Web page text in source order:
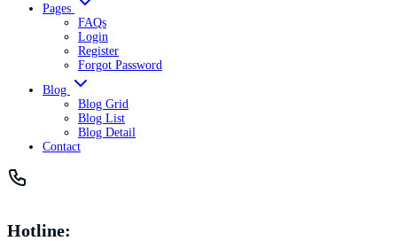
Pages
FAQs
Login
Register
Forgot Password
Blog
Blog Grid
Blog List
Blog Detail
Contact
Hotline: